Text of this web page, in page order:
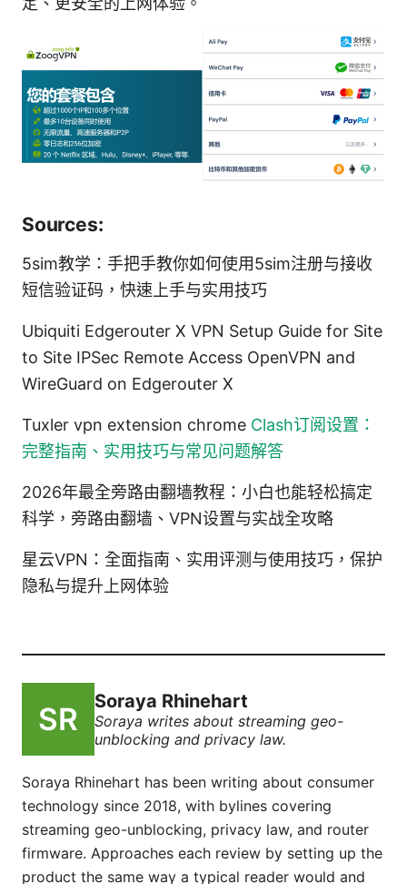
Sources:
5sim教学：手把手教你如何使用5sim注册与接收
短信验证码，快速上手与实用技巧
Ubiquiti Edgerouter X VPN Setup Guide for Site
to Site IPSec Remote Access OpenVPN and
WireGuard on Edgerouter X
Tuxler vpn extension chrome Clash订阅设置：
完整指南、实用技巧与常见问题解答
2026年最全旁路由翻墙教程：小白也能轻松搞定
科学，旁路由翻墙、VPN设置与实战全攻略
星云VPN：全面指南、实用评测与使用技巧，保护
隐私与提升上网体验
Soraya Rhinehart
Soraya writes about streaming geo-
unblocking and privacy law.
Soraya Rhinehart has been writing about consumer
technology since 2018, with bylines covering
streaming geo-unblocking, privacy law, and router
firmware. Approaches each review by setting up the
product the same way a typical reader would and